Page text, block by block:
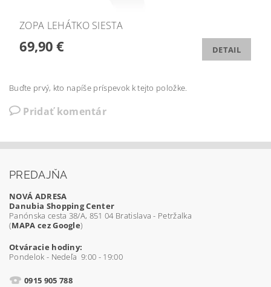
ZOPA LEHÁTKO SIESTA
69,90 € DETAIL
Buďte prvý, kto napíše príspevok k tejto položke.
Pridať komentár
PREDAJŇA
NOVÁ ADRESA
Danubia Shopping Center
Panónska cesta 38/A, 851 04 Bratislava - Petržalka
(MAPA cez Google)
Otváracie hodiny:
Pondelok - Nedeľa 9:00 - 19:00
0915 905 788